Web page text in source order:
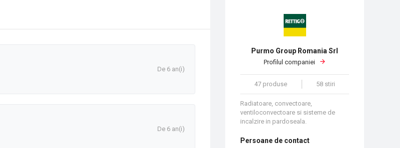
Purmo Group Romania Srl
Profilul companiei
47 produse 58 stiri
Radiatoare, convectoare,
ventiloconvectoare si sisteme de
incalzire in pardoseala.
Persoane de contact
De 6 an(i)
De 6 an(i)